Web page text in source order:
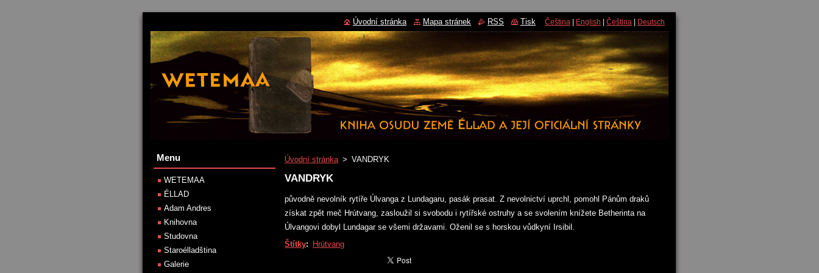
Úvodní stránka > VANDRYK
VANDRYK
původně nevolník rytíře Úlvanga z Lundagaru, pasák prasat. Z nevolnictví uprchl, pomohl Pánům draků
získat zpět meč Hrútvang, zasloužil si svobodu i rytířské ostruhy a se svolením knížete Betherinta na
Úlvangovi dobyl Lundagar se všemi državami. Oženil se s horskou vůdkyní Irsibil.
Štítky: Hrútvang
Menu
WETEMAA
ÉLLAD
Adam Andres
Knihovna
Studovna
Staroélladština
Galerie
Úvodní stránka Mapa stránek RSS Tisk Čeština English Čeština Deutsch